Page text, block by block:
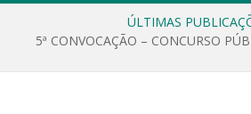
ÚLTIMAS
5ª CONVOCAÇÃO – CONCURSO